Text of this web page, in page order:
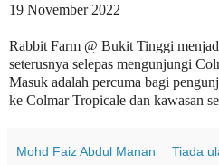
19 November 2022
Rabbit Farm @ Bukit Tinggi
seterusnya selepas mengunjungi
Masuk adalah percuma bagi
ke Colmar Tropicale dan kawasan
Mohd Faiz Abdul Manan Tiada